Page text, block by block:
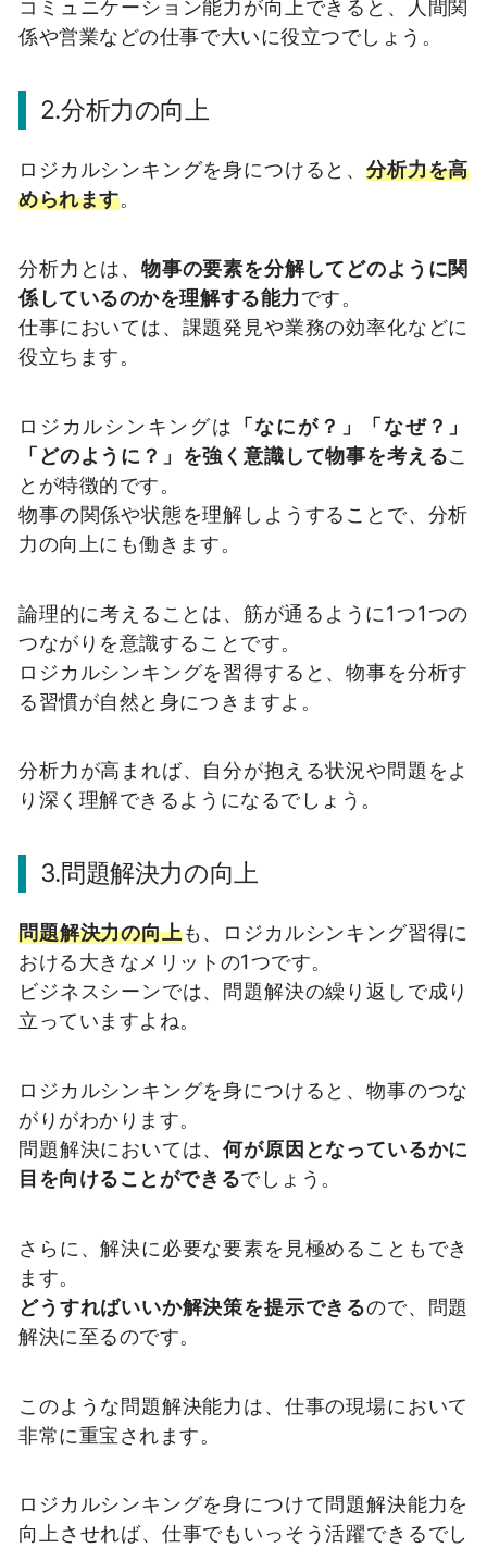
コミュニケーション能力が向上できると、人間関
係や営業などの仕事で大いに役立つでしょう。
2.分析力の向上
ロジカルシンキングを身につけると、分析力を高
められます。
分析力とは、 物事の要素を分解してどのように関
係しているのかを理解する能力です。
仕事においては、課題発見や業務の効率化などに
役立ちます。
ロジカルシンキングは 「なにが？」「なぜ？」
「どのように？」を強く意識して物事を考えるこ
とが特徴的です。
物事の関係や状態を理解しようすることで、分析
力の向上にも働きます。
論理的に考えることは、筋が通るように1つ1つの
つながりを意識することです。
ロジカルシンキングを習得すると、物事を分析す
る習慣が自然と身につきますよ。
分析力が高まれば、自分が抱える状況や問題をよ
り深く理解できるようになるでしょう。
3.問題解決力の向上
問題解決力の向上も、ロジカルシンキング習得に
おける大きなメリットの1つです。
ビジネスシーンでは、問題解決の繰り返しで成り
立っていますよね。
ロジカルシンキングを身につけると、物事のつな
がりがわかります。
問題解決においては、何が原因となっているかに
目を向けることができるでしょう。
さらに、解決に必要な要素を見極めることもでき
ます。
どうすればいいか解決策を提示できるので、問題
解決に至るのです。
このような問題解決能力は、仕事の現場において
非常に重宝されます。
ロジカルシンキングを身につけて問題解決能力を
向上させれば、仕事でもいっそう活躍できるでし